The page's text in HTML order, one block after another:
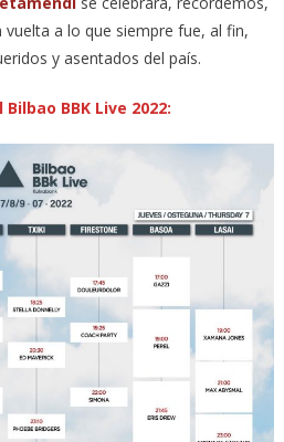
a lo que siempre fue, al fin,
y asentados del país.
BBK Live 2022: